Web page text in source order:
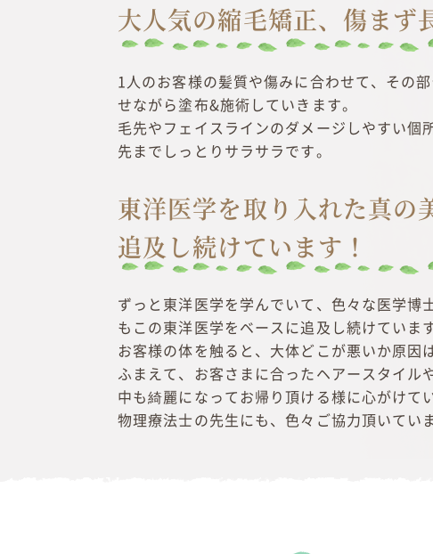
大人気の縮毛矯正、傷まず
1人のお客様の髪質や傷みに合わせて、その
せながら塗布&施術していきます。
毛先やフェイスラインのダメージしやすい
先までしっとりサラサラです。
東洋医学を取り入れた真の
追及し続けています！
ずっと東洋医学を学んでいて、色々な医学
もこの東洋医学をベースに追及し続けています
お客様の体を触ると、大体どこが悪いか原因
ふまえて、お客さまに合ったヘアースタイ
中も綺麗になってお帰り頂ける様に心がけて
物理療法士の先生にも、色々ご協力頂いてい